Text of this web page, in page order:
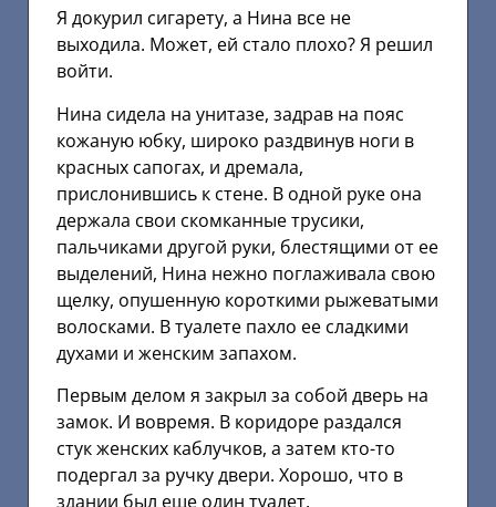
Я докурил сигарету, а Нина все не
выходила. Может, ей стало плохо? Я решил
войти.
Нина сидела на унитазе, задрав на пояс
кожаную юбку, широко раздвинув ноги в
красных сапогах, и дремала,
прислонившись к стене. В одной руке она
держала свои скомканные трусики,
пальчиками другой руки, блестящими от ее
выделений, Нина нежно поглаживала свою
щелку, опушенную короткими рыжеватыми
волосками. В туалете пахло ее сладкими
духами и женским запахом.
Первым делом я закрыл за собой дверь на
замок. И вовремя. В коридоре раздался
стук женских каблучков, а затем кто-то
подергал за ручку двери. Хорошо, что в
здании был еще один туалет.